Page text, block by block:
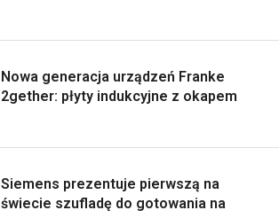
Nowa generacja urządzeń Franke
2gether: płyty indukcyjne z okapem
Siemens prezentuje pierwszą na
świecie szufladę do gotowania na